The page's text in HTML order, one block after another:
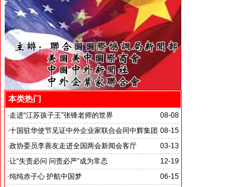
本类热门
08-08
·走进“江苏孩子王”张锋老师的世界
08-15
·十国驻华使节见证中外企业家联合会同中辉集团
签署战略合作备忘录
03-13
·政协委员李善友走进全国两会新闻会客厅
12-19
·让“失责必问 问责必严”成为常态
06-15
·纯纯赤子心 护航中国梦